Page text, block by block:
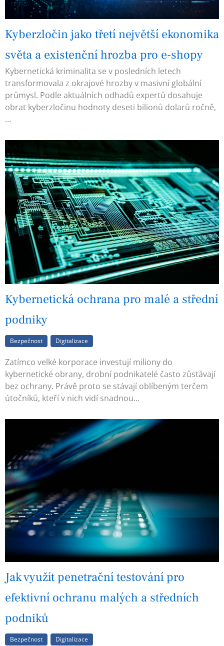
Kyberzločin jako třetí největší ekonomika
světa a existenční hrozba pro e-shopy
Kybernetická kriminalita se v posledních letech
transformovala z okrajové hrozby v masivní globální
průmysl. Podle aktuálních odhadů expertů dosahuje
obrat kyberzločinu hodnoty deseti bilionů dolarů ročně,
…
Kybernetická ochrana pro malé a střední
podniky
Bezpečnost Digitalizace
Zatímco velké korporace investují miliony do
kybernetické obrany, drobní podnikatelé často zůstávají
bez ochrany. Právě proto se stávají oblíbeným terčem
útočníků, kteří v nich vidí snadnou…
Jak využít penetrační testování pro
efektivní ochranu malých a středních
podniků
Bezpečnost Digitalizace